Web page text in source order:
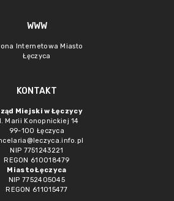
WWW
Internetowa Miasto
Łęczyca
KONTAKT
Miejski w Łęczycy
Marii Konopnickiej 14
99-100 Łęczyca
NIP 7751243221
REGON 610018479
Miasto Łęczyca
NIP 7752405045
REGON 611015477